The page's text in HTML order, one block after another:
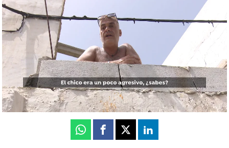
Los vecinos del agresor de una menor en Las Palmas |
Antena 3
Noticias
Beatriz García
Publicado:16 de julio de 2025, 17:53
Whatsapp
Facebook
X Linkedin